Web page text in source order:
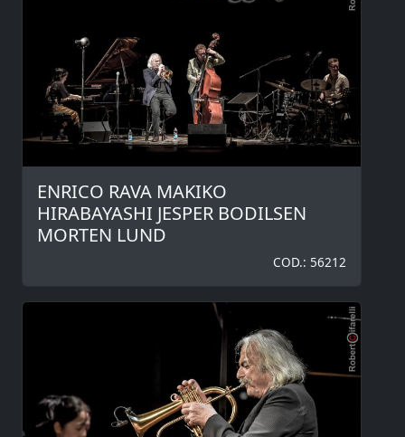
ENRICO RAVA MAKIKO
HIRABAYASHI JESPER BODILSEN
MORTEN LUND
COD.: 56212